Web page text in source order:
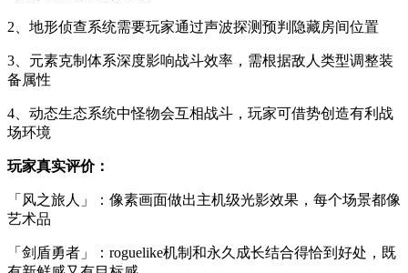
2、地形侦查系统需要玩家通过声波探测预判隐藏房间位置
3、元素克制体系深度影响战斗效率，需根据敌人类型调整装
备属性
4、动态生态系统中怪物会互相战斗，玩家可借势创造有利战
场环境
玩家真实评价：
「风之旅人」：像素画面做出主机级光影效果，每个场景都像
艺术品
「剑盾勇者」：roguelike机制和永久成长结合得恰到好处，既